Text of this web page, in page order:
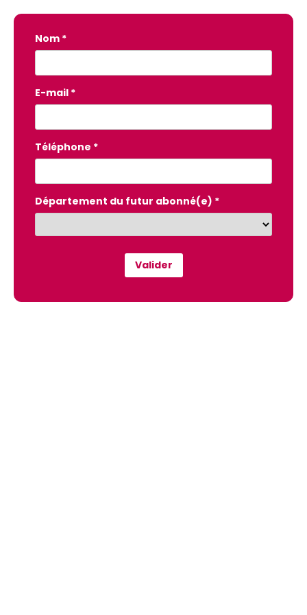
Nom *
E-mail *
Téléphone *
Département du futur abonné(e) *